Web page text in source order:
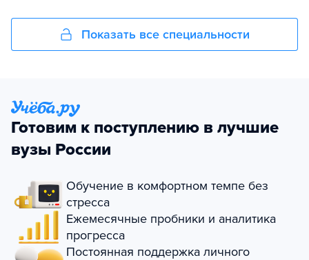
Показать все специальности
Готовим к поступлению в лучшие
вузы России
Обучение в комфортном темпе без
стресса
Ежемесячные пробники и аналитика
прогресса
Постоянная поддержка личного